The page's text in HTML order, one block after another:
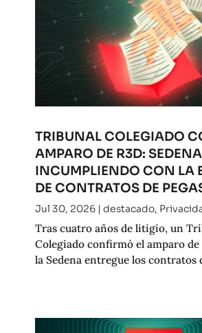
TRIBUNAL COLEGIADO
AMPARO DE R3D:
INCUMPLIENDO CON LA
DE CONTRATOS DE
Jul 30, 2026| destacado,
Tras cuatro años de litigio, un
Colegiado confirmó el amparo de
la Sedena entregue los contratos